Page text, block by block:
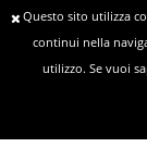
Questo sito utilizza
continui nella
utilizzo. Se vuoi